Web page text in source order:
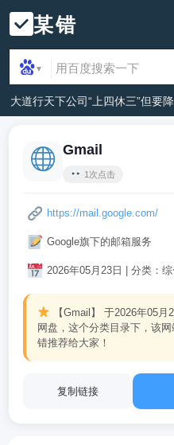
某错
▼
大道行天下公司“上四休三”但要
Gmail
1次点击
https://mail.google.com/
Google旗下的邮箱服务
2026年05月23日 | 分类：
【Gmail】
于2026年05月
网盘，这个分类目录下，该
错推荐给大家！
复制链接